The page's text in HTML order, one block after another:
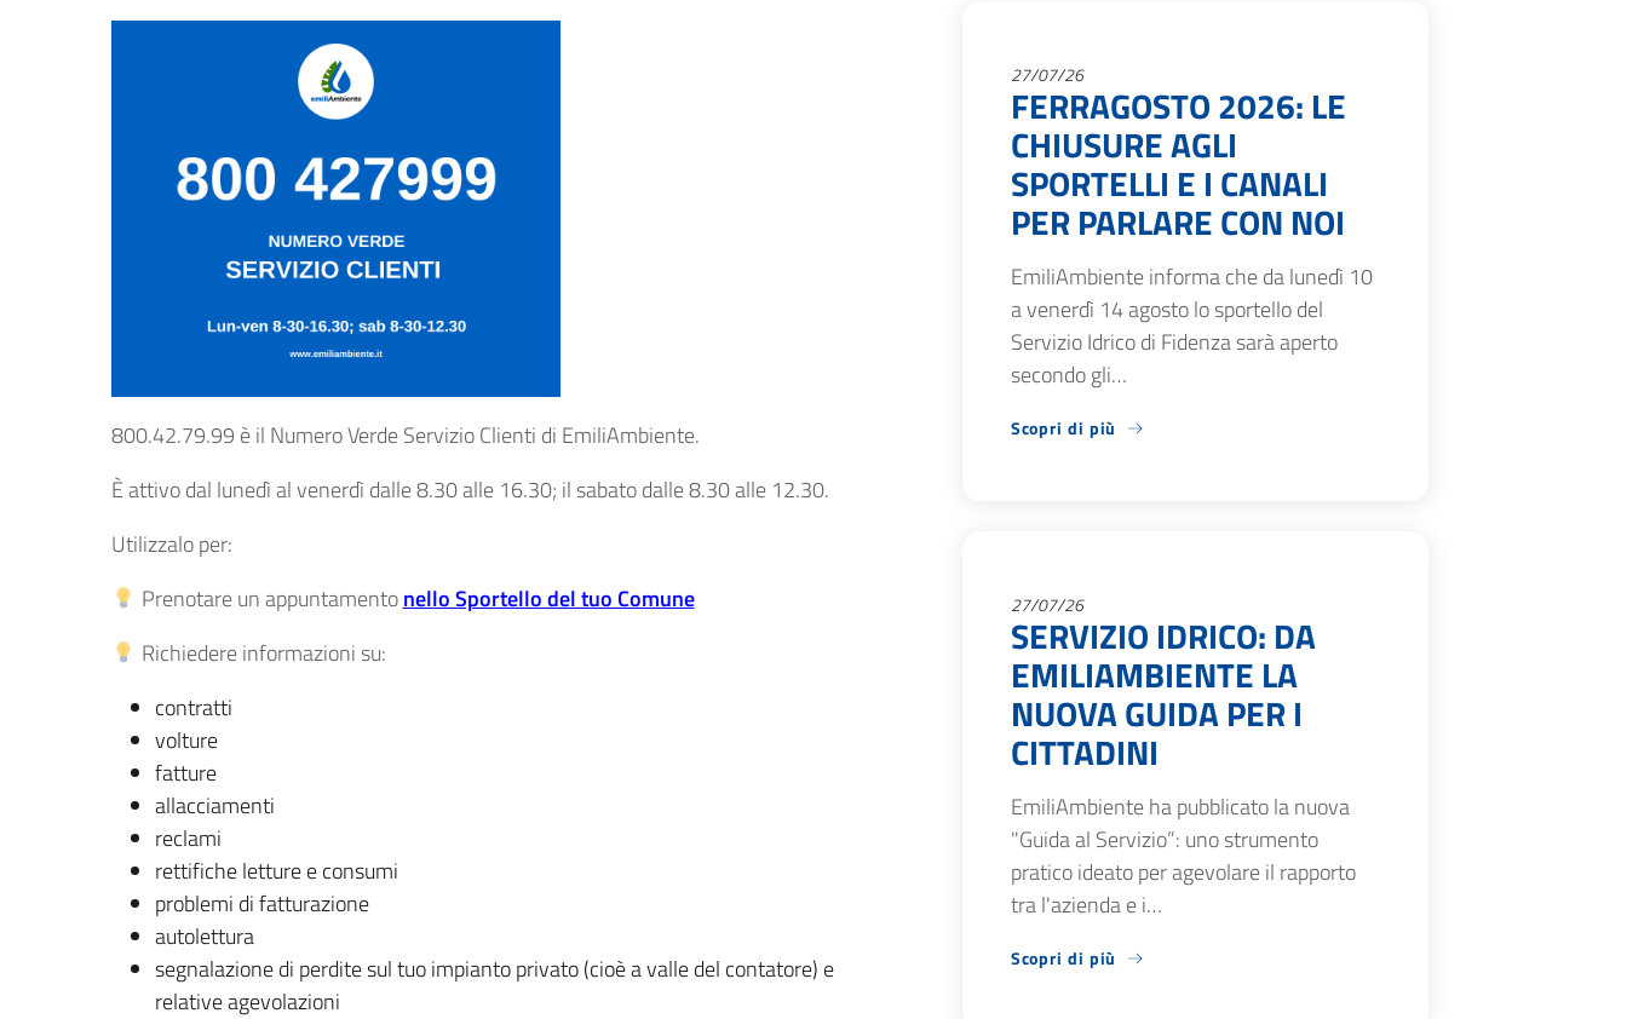
800.42.79.99 è il Numero Verde Servizio Clienti di EmiliAmbiente.
È attivo dal lunedì al venerdì dalle 8.30 alle 16.30; il sabato dalle 8.30 alle 12.30.
Utilizzalo per:
Prenotare un appuntamentonello Sportello del tuo Comune
Richiedere informazioni su:
contratti
volture
fatture
allacciamenti
reclami
rettifiche letture e consumi
problemi di fatturazione
autolettura
segnalazione di perdite sul tuo impianto privato (cioè a valle del contatore) e
relative agevolazioni
27/07/26
FERRAGOSTO 2026: LE
CHIUSURE AGLI
SPORTELLI E I CANALI
PER PARLARE CON NOI
EmiliAmbiente informa che da lunedì 10
a venerdì 14 agosto lo sportello del
Servizio Idrico di Fidenza sarà aperto
secondo gli…
Scopri di più
27/07/26
SERVIZIO IDRICO: DA
EMILIAMBIENTE LA
NUOVA GUIDA PER I
CITTADINI
EmiliAmbiente ha pubblicato la nuova
"Guida al Servizio”: uno strumento
pratico ideato per agevolare il rapporto
tra l'azienda e i…
Scopri di più